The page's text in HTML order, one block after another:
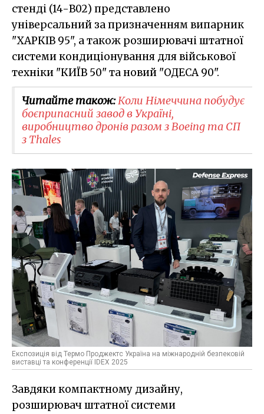
стенді (14-B02) представлено
універсальний за призначенням випарник
"ХАРКІВ 95", а також розширювачі штатної
системи кондиціонування для військової
техніки "КИЇВ 50" та новий "ОДЕСА 90".
Читайте також:Коли Німеччина побудує
боєприпасний завод в Україні,
виробництво дронів разом з Boeing та СП
з Thales
Експозиція від Термо Проджектс Україна на міжнародній безпековій
виставці та конференції IDEX 2025
Завдяки компактному дизайну,
розширювач штатної системи